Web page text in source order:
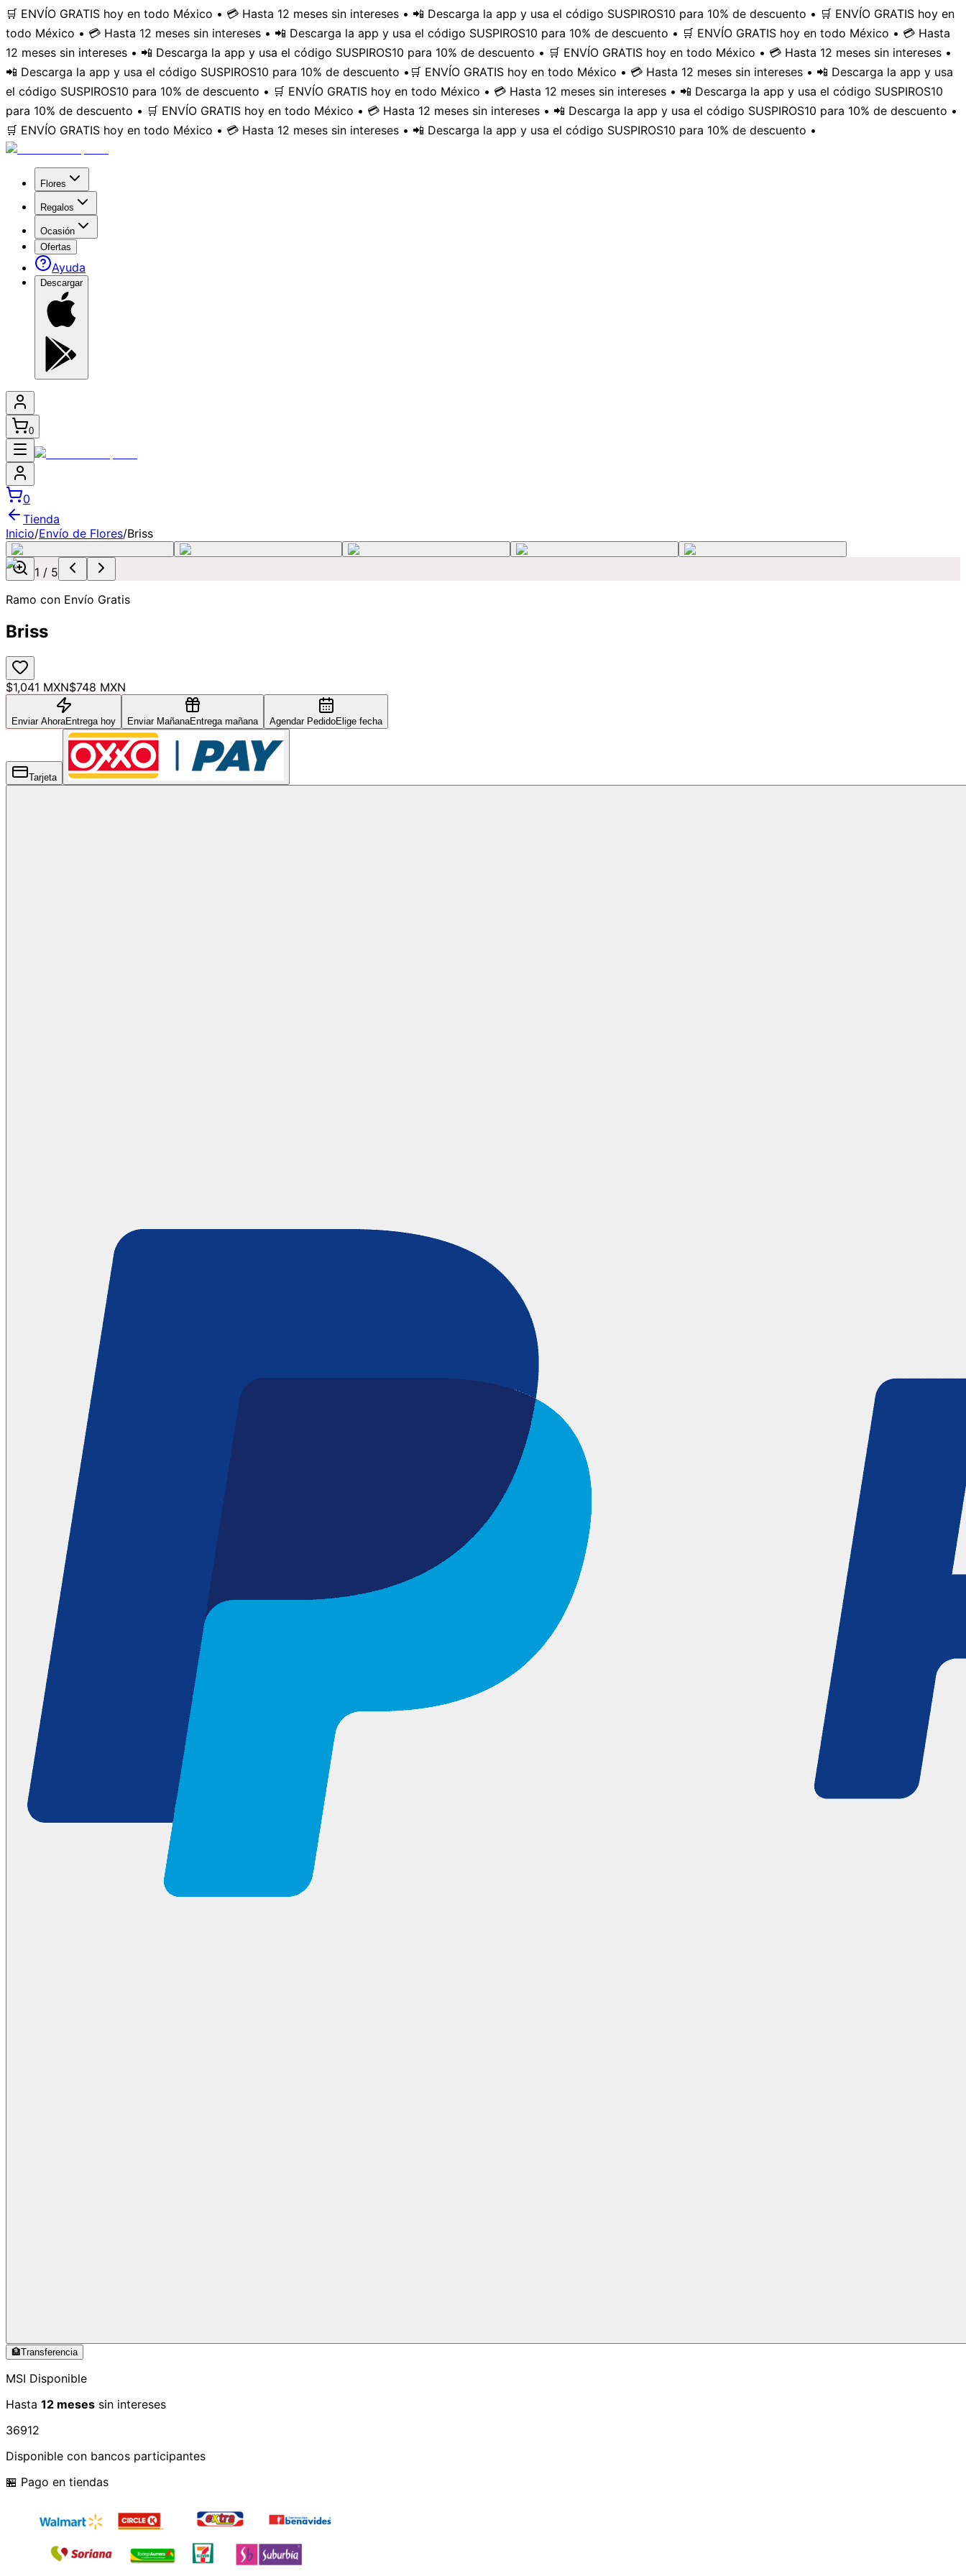
🛒 ENVÍO GRATIS hoy en todo México • 💳 Hasta 12 meses sin intereses • 📲 Descarga la app y usa el código SUSPIROS10 para 10% de descuento • 🛒 ENVÍO GRATIS hoy en
todo México • 💳 Hasta 12 meses sin intereses • 📲 Descarga la app y usa el código SUSPIROS10 para 10% de descuento • 🛒 ENVÍO GRATIS hoy en todo México • 💳 Hasta
12 meses sin intereses • 📲 Descarga la app y usa el código SUSPIROS10 para 10% de descuento • 🛒 ENVÍO GRATIS hoy en todo México • 💳 Hasta 12 meses sin intereses •
📲 Descarga la app y usa el código SUSPIROS10 para 10% de descuento • 🛒 ENVÍO GRATIS hoy en todo México • 💳 Hasta 12 meses sin intereses • 📲 Descarga la app y usa
el código SUSPIROS10 para 10% de descuento • 🛒 ENVÍO GRATIS hoy en todo México • 💳 Hasta 12 meses sin intereses • 📲 Descarga la app y usa el código SUSPIROS10
para 10% de descuento • 🛒 ENVÍO GRATIS hoy en todo México • 💳 Hasta 12 meses sin intereses • 📲 Descarga la app y usa el código SUSPIROS10 para 10% de descuento •
🛒 ENVÍO GRATIS hoy en todo México • 💳 Hasta 12 meses sin intereses • 📲 Descarga la app y usa el código SUSPIROS10 para 10% de descuento •
Flores
Regalos
Ocasión
Ofertas
Ayuda
Descargar
0
0
Tienda
Inicio/Envío de Flores/Briss
1 / 5
Ramo con Envío Gratis
Briss
$1,041 MXN$748 MXN
Enviar AhoraEntrega hoy Enviar MañanaEntrega mañana Agendar PedidoElige fecha
Tarjeta
🏦Transferencia
MSI Disponible
Hasta 12 meses sin intereses
36912
Disponible con bancos participantes
🏪 Pago en tiendas